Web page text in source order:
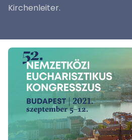
Kirchenleiter.